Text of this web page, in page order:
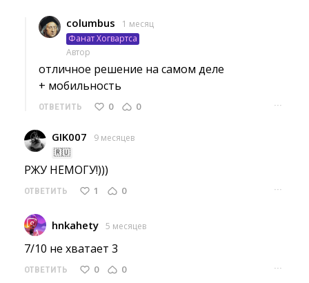
columbus
1 месяц
Фанат Хогвартса
Автор
отличное решение на самом деле
+ мобильность
ОТВЕТИТЬ 0 0 ···
GIK007
9 месяцев
🇷🇺
РЖУ НЕМОГУ!)))
ОТВЕТИТЬ 1 0 ···
hnkahety 5 месяцев
7/10 не хватает 3
ОТВЕТИТЬ 0 0 ···